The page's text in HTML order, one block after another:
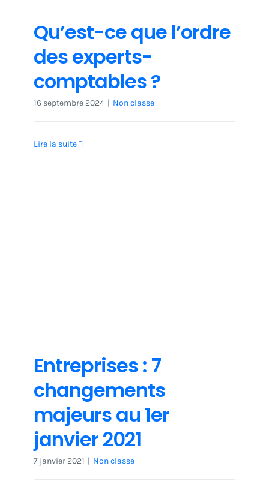
Qu’est-ce que l’ordre
des experts-
comptables ?
16 septembre 2024 | Non classe
Lire la suite
Entreprises : 7
changements
majeurs au 1er
janvier 2021
7 janvier 2021 | Non classe